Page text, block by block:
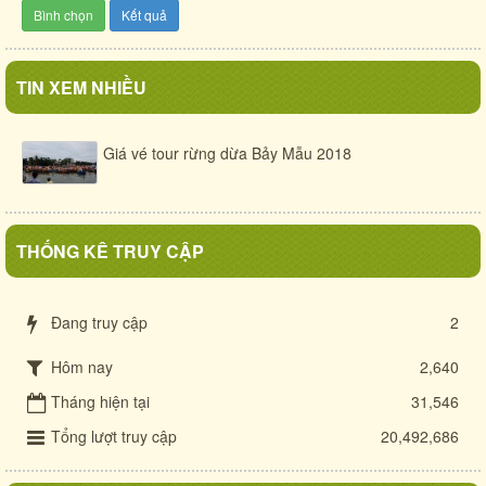
TIN XEM NHIỀU
Giá vé tour rừng dừa Bảy Mẫu 2018
THỐNG KÊ TRUY CẬP
Đang truy cập 2
Hôm nay
2,640
Tháng hiện tại
31,546
Tổng lượt truy cập
20,492,686